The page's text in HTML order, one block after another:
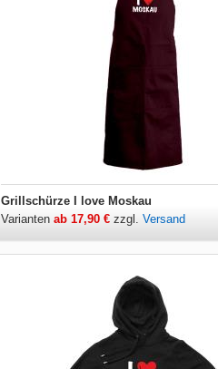
Grillschürze I love Moskau
Varianten ab 17,90 € zzgl. Versand